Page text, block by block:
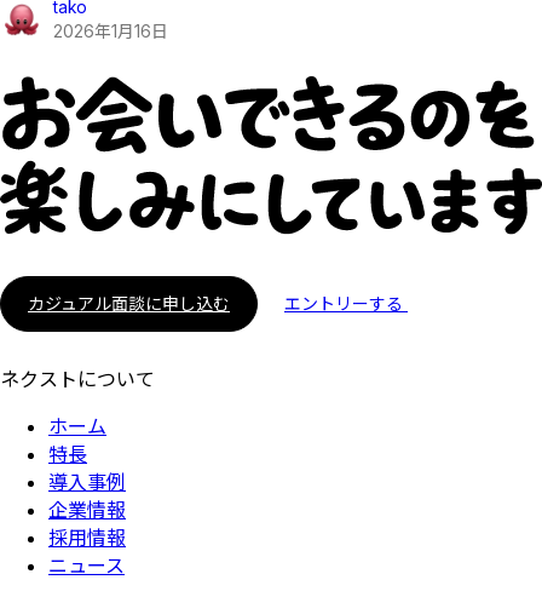
tako
2026年1月 16 日
カジュアル面談に申し込む エントリーする
ネクストについて
ホーム
特長
導入事例
企業情報
採用情報
ニュース